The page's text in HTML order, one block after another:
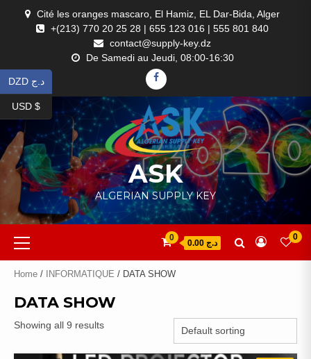
Cité les oranges mascaro, El Hamiz, EL Dar-Bida, Alger
+(213) 770 20 25 28 | 655 123 016 | 555 801 840
contact@supply-key.dz
De Samedi au Jeudi, 08:00-16:30
FACEBOOK
ASK
ALGERIAN SUPPLY KEY
Primary
Menu
0
د.ج 0.00
0
Home / INFORMATIQUE / DATA SHOW
DATA SHOW
Showing all 9 results
DZD د.ج
USD $